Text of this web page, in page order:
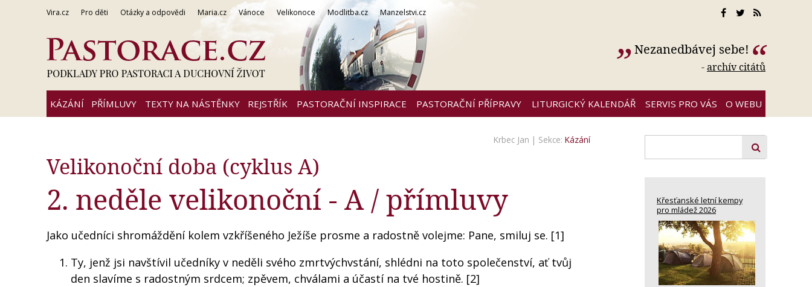
Vira.cz Pro děti Otázky a odpovědi Maria.cz Vánoce Velikonoce Modlitba.cz Manzelstvi.cz
Nezanedbávej sebe!
-archív citátů
KÁZÁNÍ PŘÍMLUVY TEXTY NA NÁSTĚNKY REJSTŘÍK PASTORAČNÍ INSPIRACE PASTORAČNÍ PŘÍPRAVY LITURGICKÝ KALENDÁŘ SERVIS PRO VÁS O WEBU
Krbec Jan | Sekce: Kázání
Velikonoční doba (cyklus A)
2. neděle velikonoční - A / přímluvy
Jako učedníci shromáždění kolem vzkříšeného Ježíše prosme a radostně volejme: Pane, smiluj se. [1]
Ty, jenž jsi navštívil učedníky v neděli svého zmrtvýchvstání, shlédni na toto společenství, ať tvůj
den slavíme s radostným srdcem; zpěvem, chválami a účastí na tvé hostině. [2]
Křesťanské letní kempy
pro mládež 2026